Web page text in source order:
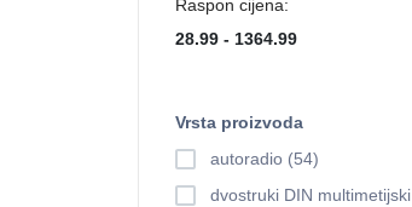
Raspon cijena:
Vrsta proizvoda
autoradio (54)
dvostruki DIN multimetijski